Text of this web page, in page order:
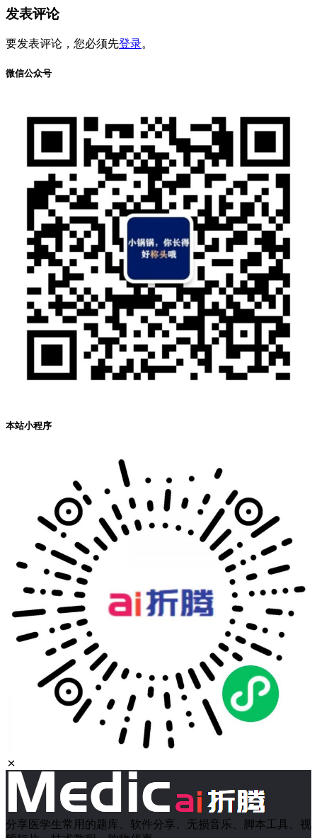
发表评论
要发表评论，您必须先登录。
微信公众号
本站小程序
分享医学生常用的题库、软件分享、无损音乐、脚本工具、视